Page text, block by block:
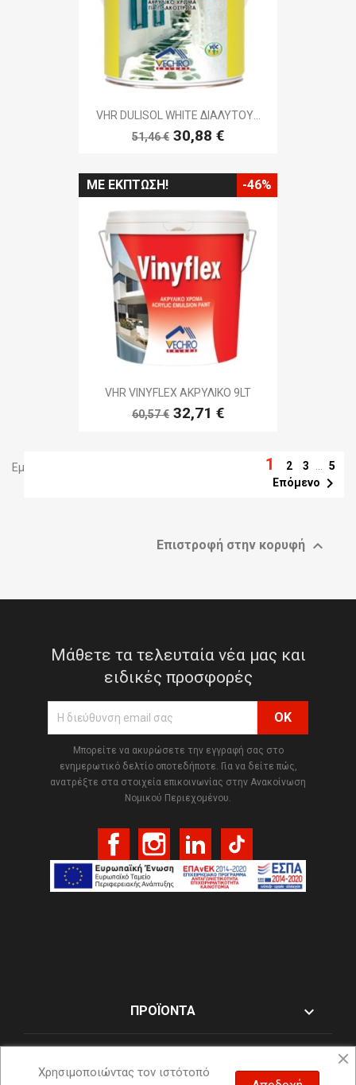
VHR DULISOL WHITE ΔΙΑΛΥΤΟΥ...
51,46 € 30,88 €
VHR VINYFLEX ΑΚΡΥΛΙΚΟ 9LT
60,57 € 32,71 €
ΜΕ ΈΚΠΤΩΣΗ! -46%
Εμφανίζονται τα στοιχεία 1-15 από σύνολο 74 1 2 3
5
Επόμενο 
Επιστροφή στην κορυφή 
Μάθετε τα τελευταία νέα μας και
ειδικές προσφορές
Μπορείτε να ακυρώσετε την εγγραφή σας στο
ενημερωτικό δελτίο οποτεδήποτε. Για να δείτε πώς,
ανατρέξτε στα στοιχεία επικοινωνίας στην Ανακοίνωση
Νομικού Περιεχομένου.
FacebookInstagramLinkedIn
ΠΡΟΪΌΝΤΑ 
Η ΕΤΑΙΡΊΑ ΜΑΣ 
Χρησιμοποιώντας τον ιστότοπό